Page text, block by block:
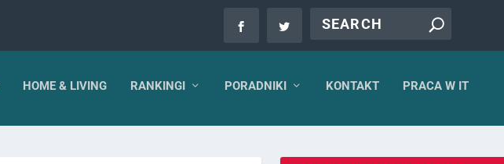
HOME & LIVING RANKINGI PORADNIKI KONTAKT PRACA W IT